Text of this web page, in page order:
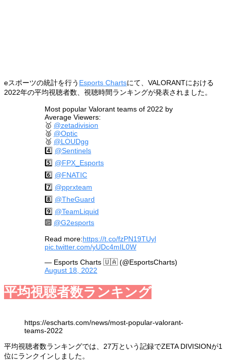
eスポーツの統計を行う Esports Chartsにて、VALORANTにおける
2022年の平均視聴者数、視聴時間ランキングが発表されました。
Most popular Valorant teams of 2022 by
Average Viewers:
🥇 @zetadivision
🥈 @Optic
🥉 @LOUDgg
4️⃣ @Sentinels
5️⃣ @FPX_Esports
6️⃣ @FNATIC
7️⃣ @pprxteam
8️⃣ @TheGuard
9️⃣ @TeamLiquid
🔟 @G2esports
Read more:https://t.co/fzPN19TUyl
pic.twitter.com/yUDc4mIL0W
— Esports Charts 🇺🇦 (@EsportsCharts)
August 18, 2022
平均視聴者数ランキング
https://escharts.com/news/most-popular-valorant-
teams-2022
平均視聴者数ランキングでは、27万という記録でZETA DIVISIONが1
位にランクインしました。